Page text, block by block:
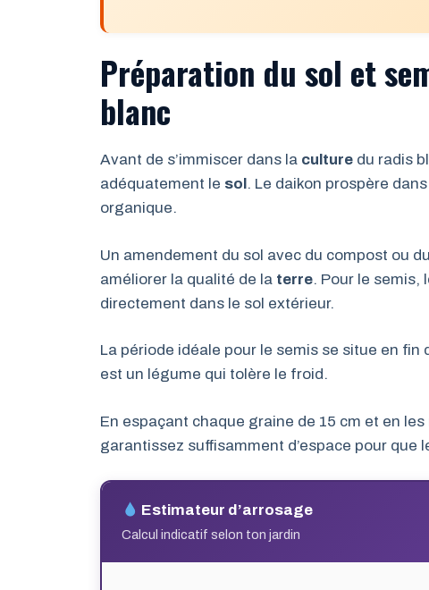
Préparation du sol et
blanc
Avant de s’immiscer dans la culture du radis
adéquatement le sol. Le daikon prospère
organique.
Un amendement du sol avec du compost ou
améliorer la qualité de la terre. Pour le semis,
directement dans le sol extérieur.
La période idéale pour le semis se situe en fin
est un légume qui tolère le froid.
En espaçant chaque graine de 15 cm et en
garantissez suffisamment d’espace pour que
Estimateur d’arrosage
Calcul indicatif selon ton jardin